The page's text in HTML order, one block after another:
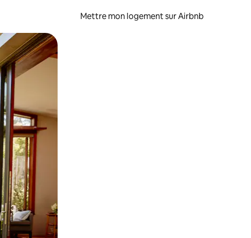
Mettre mon logement sur Airbnb
faisant glisser.